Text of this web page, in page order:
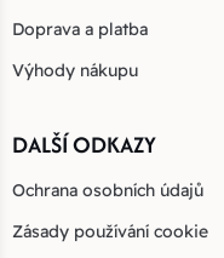
Doprava a platba
Výhody nákupu
DALŠÍ ODKAZY
Ochrana osobních údajů
Zásady používání cookie